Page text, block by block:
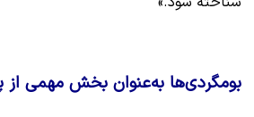
بومگردی‌ها به‌عنوان بخش مهمی از